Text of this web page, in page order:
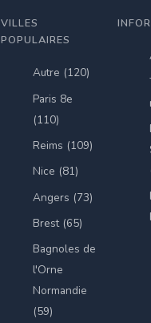
VILLES
POPULAIRES
Autre (120)
Paris 8e
(110)
Reims (109)
Nice (81)
Angers (73)
Brest (65)
Bagnoles de
l'Orne
Normandie
(59)